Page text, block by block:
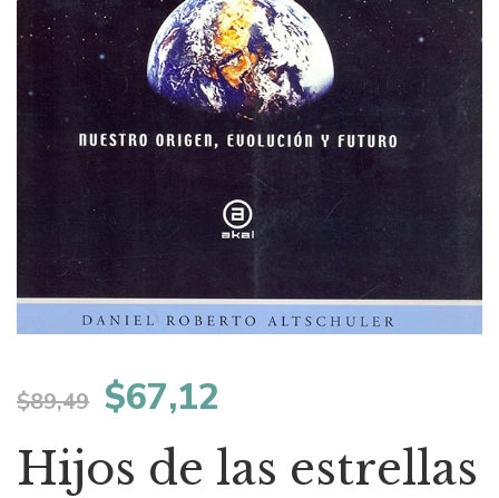
$89,49 El
precio
$67,12
precio
Hijos de las estrellas